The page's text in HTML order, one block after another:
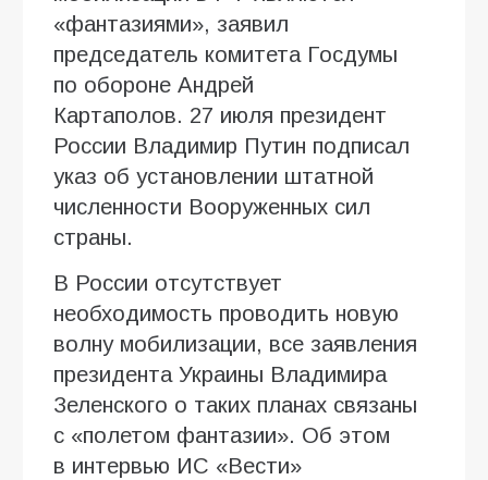
«фантазиями», заявил
председатель комитета Госдумы
по обороне Андрей
Картаполов. 27 июля президент
России Владимир Путин подписал
указ об установлении штатной
численности Вооруженных сил
страны.
В России отсутствует
необходимость проводить новую
волну мобилизации, все заявления
президента Украины Владимира
Зеленского о таких планах связаны
с «полетом фантазии». Об этом
в интервью ИC «Вести»